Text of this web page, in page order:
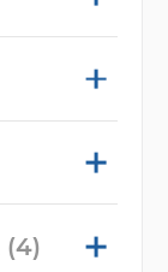
(4)